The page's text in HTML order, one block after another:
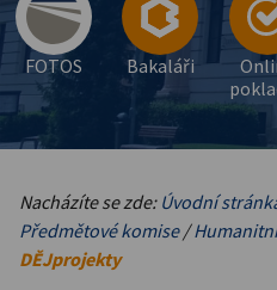
FOTOS Bakaláři
Nacházíte se zde: Úvodní
Předmětové komise/
DĚJprojekty